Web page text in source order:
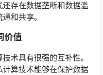
存在数据垄断和数据滥
和共享。
价值
术具有很强的互补性。
算技术能够在保护数据